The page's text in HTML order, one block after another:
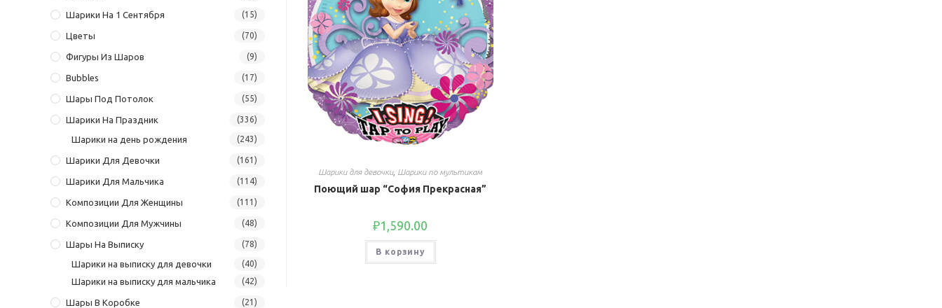
Шарики для девочки, Шарики по мультикам
Поющий шар “София Прекрасная”
₽1,590.00
В корзину
Шарики На 1 Сентября (15)
Цветы (70)
Фигуры Из Шаров (9)
Bubbles (17)
Шары Под Потолок (55)
Шарики На Праздник (336)
Шарики на день рождения (243)
Шарики Для Девочки (161)
Шарики Для Мальчика (114)
Композиции Для Женщины (111)
Композиции Для Мужчины (48)
Шары На Выписку (78)
Шарики на выписку для девочки (40)
Шарики на выписку для мальчика (42)
Шары В Коробке (21)